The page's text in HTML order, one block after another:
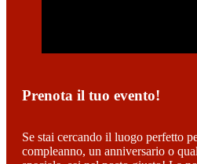
Prenota il tuo evento!
Se stai cercando il luogo perfetto
compleanno, un anniversario o